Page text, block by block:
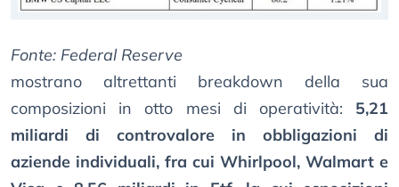
Fonte: Federal Reserve
mostrano altrettanti breakdown della sua
composizioni in otto mesi di operatività: 5,21
miliardi di controvalore in obbligazioni di
aziende individuali, fra cui Whirlpool, Walmart e